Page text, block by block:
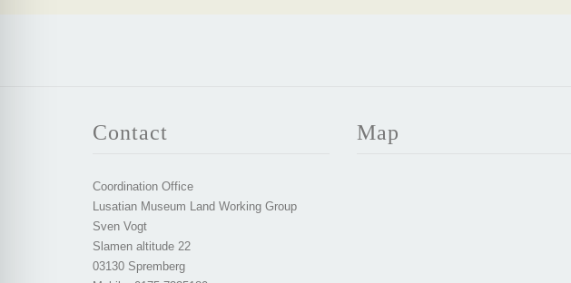
Contact
Coordination Office
Lusatian Museum Land Working Group
Sven Vogt
Slamen altitude 22
03130 Spremberg
Map